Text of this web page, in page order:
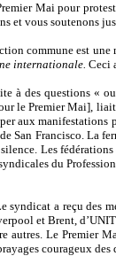
Mai pour
et vous soutenons
commune est
internationale. Ceci
à des questions
le Premier Mai],
aux
San Francisco. La
Les
du
a reçu des
et Brent,
autres. Le
courageux des